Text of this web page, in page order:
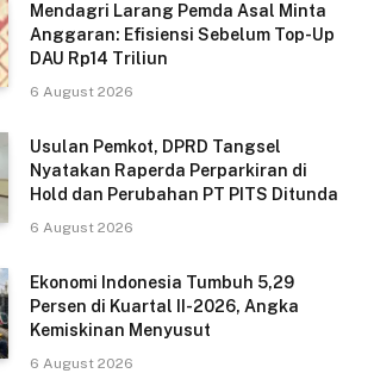
Mendagri Larang Pemda Asal Minta
Anggaran: Efisiensi Sebelum Top-Up
DAU Rp14 Triliun
6 August 2026
Usulan Pemkot, DPRD Tangsel
Nyatakan Raperda Perparkiran di
Hold dan Perubahan PT PITS Ditunda
6 August 2026
Ekonomi Indonesia Tumbuh 5,29
Persen di Kuartal II-2026, Angka
Kemiskinan Menyusut
6 August 2026